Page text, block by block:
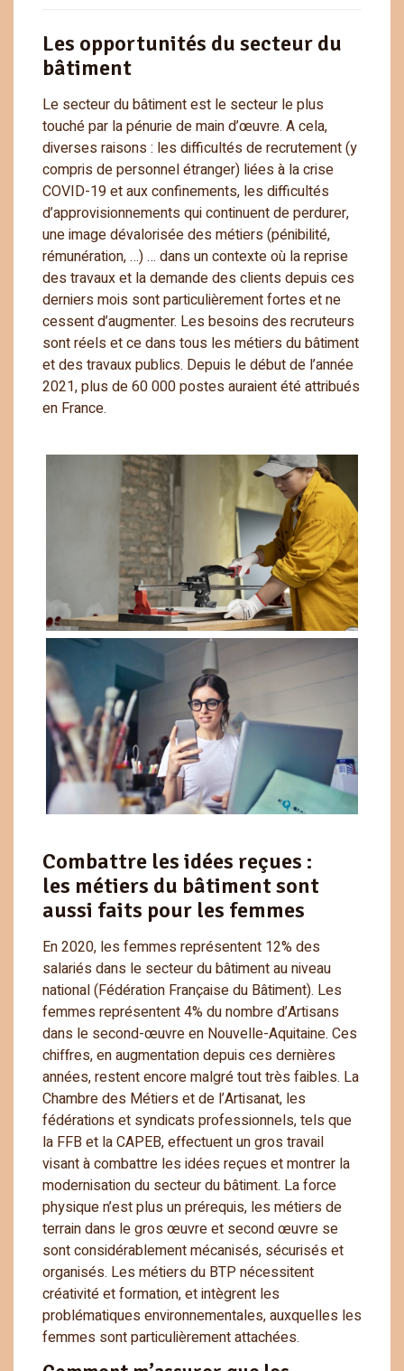
Les opportunités du secteur du
bâtiment
Le secteur du bâtiment est le secteur le plus
touché par la pénurie de main d’œuvre. A cela,
diverses raisons : les difficultés de recrutement (y
compris de personnel étranger) liées à la crise
COVID-19 et aux confinements, les difficultés
d’approvisionnements qui continuent de perdurer,
une image dévalorisée des métiers (pénibilité,
rémunération, …) … dans un contexte où la reprise
des travaux et la demande des clients depuis ces
derniers mois sont particulièrement fortes et ne
cessent d’augmenter. Les besoins des recruteurs
sont réels et ce dans tous les métiers du bâtiment
et des travaux publics. Depuis le début de l’année
2021, plus de 60 000 postes auraient été attribués
en France.
Combattre les idées reçues :
les métiers du bâtiment sont
aussi faits pour les femmes
En 2020, les femmes représentent 12% des
salariés dans le secteur du bâtiment au niveau
national (Fédération Française du Bâtiment). Les
femmes représentent 4% du nombre d’Artisans
dans le second-œuvre en Nouvelle-Aquitaine. Ces
chiffres, en augmentation depuis ces dernières
années, restent encore malgré tout très faibles. La
Chambre des Métiers et de l’Artisanat, les
fédérations et syndicats professionnels, tels que
la FFB et la CAPEB, effectuent un gros travail
visant à combattre les idées reçues et montrer la
modernisation du secteur du bâtiment. La force
physique n’est plus un prérequis, les métiers de
terrain dans le gros œuvre et second œuvre se
sont considérablement mécanisés, sécurisés et
organisés. Les métiers du BTP nécessitent
créativité et formation, et intègrent les
problématiques environnementales, auxquelles les
femmes sont particulièrement attachées.